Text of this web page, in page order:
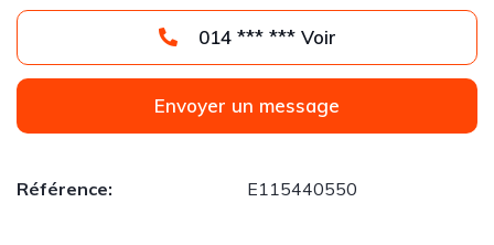
014 *** *** Voir
Envoyer un message
Référence: E115440550